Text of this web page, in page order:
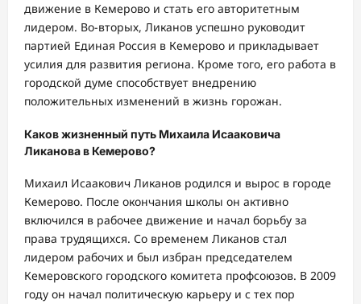
движение в Кемерово и стать его авторитетным
лидером. Во-вторых, Ликанов успешно руководит
партией Единая Россия в Кемерово и прикладывает
усилия для развития региона. Кроме того, его работа в
городской думе способствует внедрению
положительных изменений в жизнь горожан.
Каков жизненный путь Михаила Исааковича
Ликанова в Кемерово?
Михаил Исаакович Ликанов родился и вырос в городе
Кемерово. После окончания школы он активно
включился в рабочее движение и начал борьбу за
права трудящихся. Со временем Ликанов стал
лидером рабочих и был избран председателем
Кемеровского городского комитета профсоюзов. В 2009
году он начал политическую карьеру и с тех пор